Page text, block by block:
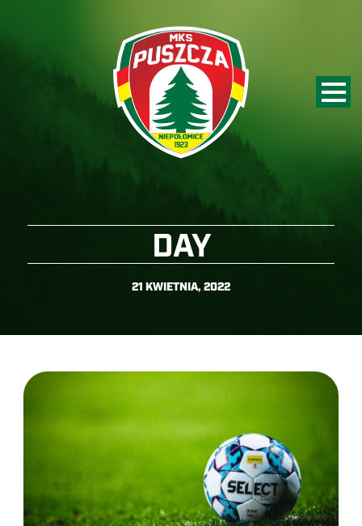
DAY
21 KWIETNIA, 2022